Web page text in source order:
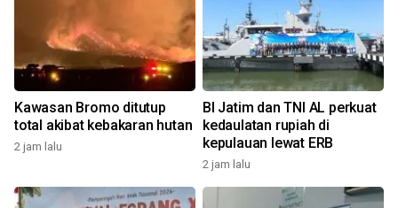
Kawasan Bromo ditutup
total akibat kebakaran hutan
2 jam lalu
BI Jatim dan TNI AL perkuat
kedaulatan rupiah di
kepulauan lewat ERB
2 jam lalu